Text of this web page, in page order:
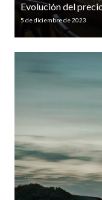
Evolución del
5 de diciembre de 2023